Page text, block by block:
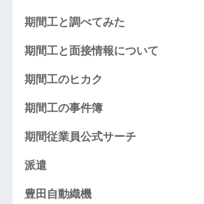
期間工と調べてみた
期間工と面接情報について
期間工のヒカク
期間工の事件簿
期間従業員公式サーチ
派遣
豊田自動織機